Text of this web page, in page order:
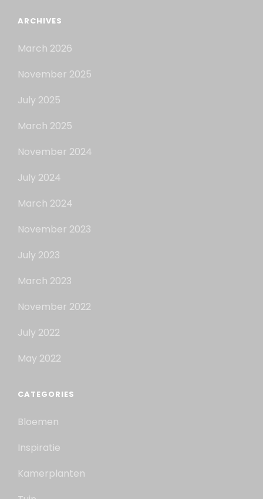
ARCHIVES
March 2026
November 2025
July 2025
March 2025
November 2024
July 2024
March 2024
November 2023
July 2023
March 2023
November 2022
July 2022
May 2022
CATEGORIES
Bloemen
Inspiratie
Kamerplanten